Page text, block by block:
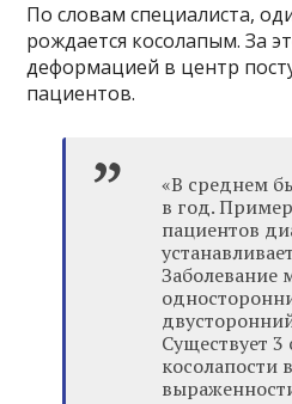
По словам специалиста,
рождается косолапым. За
деформацией в центр
пациентов.
«В среднем
в год.
пациентов
Заболевание
Существует 3
косолапости